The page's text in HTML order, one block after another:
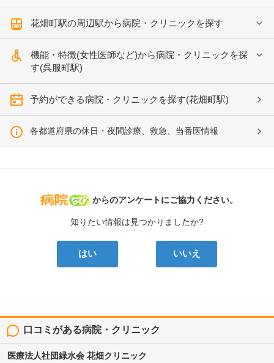
花畑町駅の周辺駅から病院・クリニックを探す
機能・特徴(女性医師など)から病院・クリニックを探
す(呉服町駅)
予約ができる病院・クリニックを探す(花畑町駅)
各都道府県の休日・夜間診療、救急、当番医情報
病院なび
からのアンケートにご協力ください。
知りたい情報は見つかりましたか?
はい いいえ
口コミがある病院・クリニック
医療法人社団緑水会 花畑クリニック